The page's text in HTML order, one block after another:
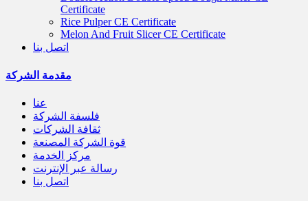
Certificate
Rice Pulper CE Certificate
Melon And Fruit Slicer CE Certificate
اتصل بنا
مقدمة الشركة
عنا
فلسفة الشركة
ثقافة الشركات
قوة الشركة المصنعة
مركز الخدمة
رسالة عبر الإنترنت
اتصل بنا